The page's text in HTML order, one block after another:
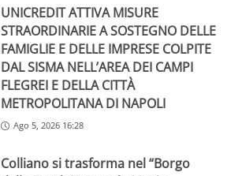
UNICREDIT ATTIVA MISURE
STRAORDINARIE A SOSTEGNO DELLE
FAMIGLIE E DELLE IMPRESE COLPITE
DAL SISMA NELL’AREA DEI CAMPI
FLEGREI E DELLA CITTÀ
METROPOLITANA DI NAPOLI
Ago 5, 2026 16:28
Colliano si trasforma nel “Borgo